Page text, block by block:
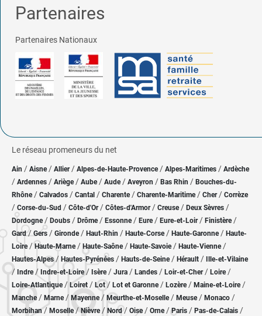
Partenaires
Partenaires Nationaux
Le réseau promeneurs du net
Ain / Aisne/ Allier/ Alpes-de-Haute-Provence / Alpes-Maritimes / Ardèche
/ Ardennes / Ariège/ Aube/ Aude / Aveyron / Bas Rhin / Bouches-du-
Rhône/ Calvados / Cantal / Charente / Charente-Maritime/ Cher / Corrèze
/ Corse-du-Sud / Côte-d'Or / Côtes-d'Armor/ Creuse/ Deux Sèvres /
Dordogne/ Doubs / Drôme/ Essonne / Eure/ Eure-et-Loir / Finistère/
Gard/Gers / Gironde/ Haut-Rhin / Haute-Corse/ Haute-Garonne/ Haute-
Loire/Haute-Marne/ Haute-Saône/ Haute-Savoie/ Haute-Vienne/
Hautes-Alpes/ Hautes-Pyrénées / Hauts-de-Seine/ Hérault / Ille-et-Vilaine
/ Indre/ Indre-et-Loire/ Isère/ Jura / Landes / Loir-et-Cher/ Loire/
Loire-Atlantique/ Loiret / Lot/ Lot et Garonne/ Lozère / Maine-et-Loire/
Manche/ Marne/ Mayenne/ Meurthe-et-Moselle/ Meuse/ Monaco /
Morbihan/ Moselle/ Nièvre / Nord/ Oise / Orne/Paris / Pas-de-Calais /